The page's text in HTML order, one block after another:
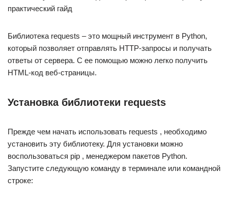
Библиотека requests – это мощный инструмент в Python,
который позволяет отправлять HTTP-запросы и получать
ответы от сервера. С ее помощью можно легко получить
HTML-код веб-страницы.
Установка библиотеки requests
Прежде чем начать использовать requests , необходимо
установить эту библиотеку. Для установки можно
воспользоваться pip , менеджером пакетов Python.
Запустите следующую команду в терминале или командной
строке: